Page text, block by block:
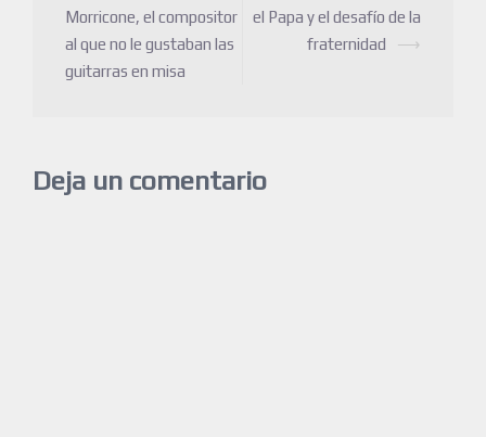
Morricone, el compositor
al que no le gustaban las
guitarras en misa
el Papa y el desafío de la
fraternidad
⟶
Deja un comentario